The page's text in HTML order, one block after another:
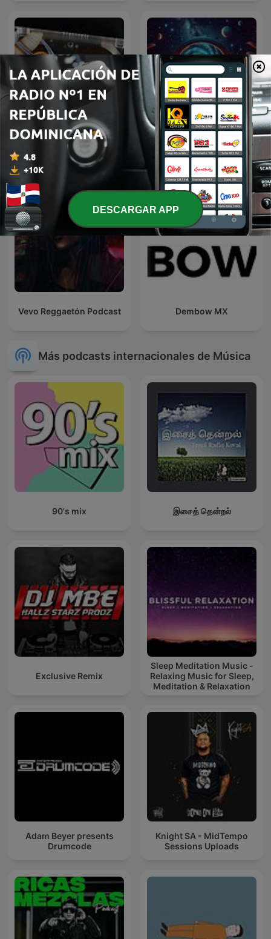
Vuelven los '80
Musica Relajante A Cada
Instante
Vevo Reggaetón Podcast Dembow MX
Más podcasts internacionales de Música
90's mix இசைத் தென்றல்
Exclusive Remix
Sleep Meditation Music -
Relaxing Music for Sleep,
Meditation & Relaxation
Adam Beyer presents
Drumcode
Knight SA - MidTempo
Sessions Uploads
DESCARGAR APP